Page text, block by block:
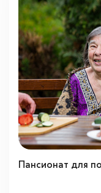
Пансионат для